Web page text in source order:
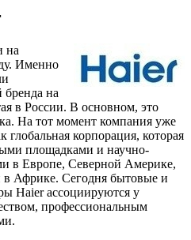
на
Именно
бренда на
в России. В основном, это
На тот момент компания уже
глобальная корпорация, которая
площадками и научно-
в Европе, Северной Америке,
Африке. Сегодня бытовые и
Haier ассоциируются у
профессиональным